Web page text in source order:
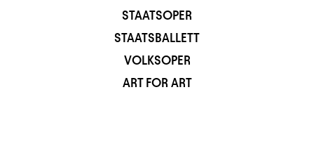
STAATSOPER
STAATSBALLETT
VOLKSOPER
ART FOR ART